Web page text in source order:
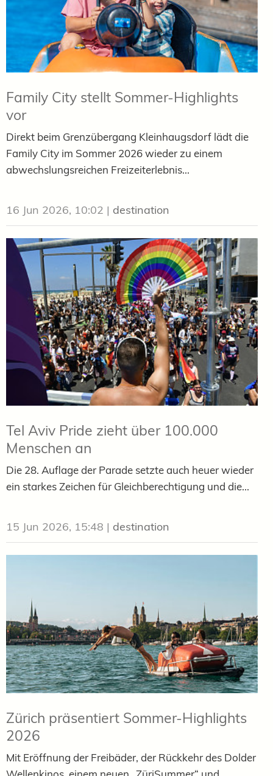
Family City stellt Sommer-Highlights
vor
Direkt beim Grenzübergang Kleinhaugsdorf lädt die
Family City im Sommer 2026 wieder zu einem
abwechslungsreichen Freizeiterlebnis...
16 Jun 2026, 10:02 | destination
Tel Aviv Pride zieht über 100.000
Menschen an
Die 28. Auflage der Parade setzte auch heuer wieder
ein starkes Zeichen für Gleichberechtigung und die...
15 Jun 2026, 15:48 | destination
Zürich präsentiert Sommer-Highlights
2026
Mit Eröffnung der Freibäder, der Rückkehr des Dolder